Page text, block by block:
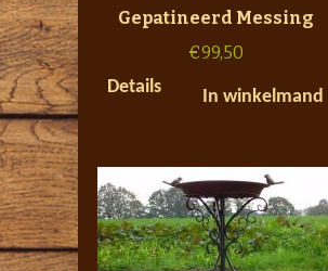
Gepatineerd Messing
€99,50
Details
In winkelmand